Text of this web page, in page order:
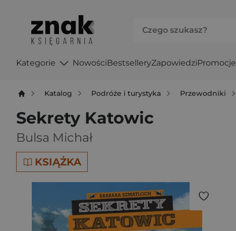
Kategorie NowościBestselleryZapowiedziPromocje
Katalog Podróże i turystyka Przewodniki
Sekrety Katowic
Bulsa Michał
KSIĄŻKA